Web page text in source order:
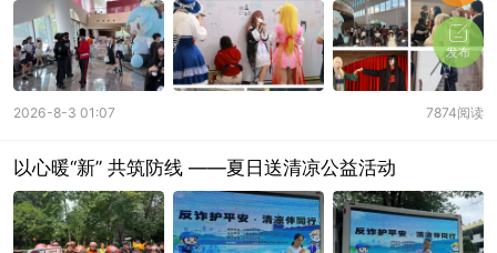
7874阅读
2026-8-3 01:07
以心暖“新” 共筑防线 ——夏日送清凉公益活动
发布